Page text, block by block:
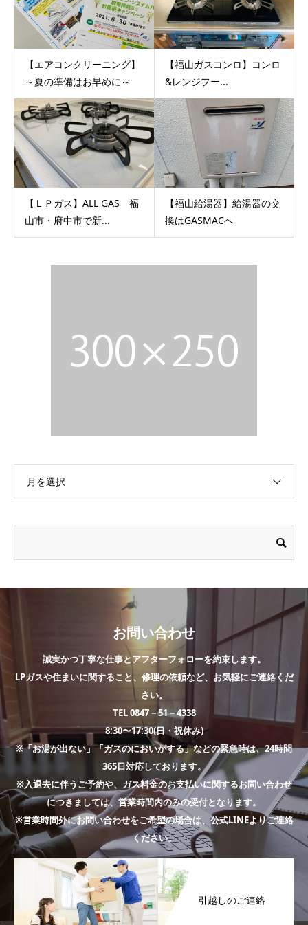
【エアコンクリーニング】
～夏の準備はお早めに～
【福山ガスコンロ】コンロ
&レンジフー...
【ＬＰガス】ALL GAS 福
山市・府中市で新...
【福山給湯器】給湯器の交
換はGASMACへ
月を選択
お問い合わせ
誠実かつ丁寧な仕事とアフターフォローを約束します。
LPガスや住まいに関すること、修理の依頼など、お気軽にご連絡くだ
さい。
TEL 0847－51－4338
8:30〜17:30(日・祝休み)
※「お湯が出ない」「ガスのにおいがする」などの緊急時は、24時間
365日対応しております。
※入退去に伴うご予約や、ガス料金のお支払いに関するお問い合わせ
につきましては、営業時間内のみの受付となります。
※営業時間外にお問い合わせをご希望の場合は、公式LINEよりご連絡
ください。
引越しのご連絡